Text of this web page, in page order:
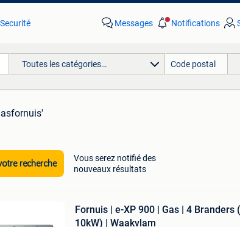
Securité Messages Notifications
Toutes les catégories…
recherche
Vous serez notifié des
nouveaux résultats
Fornuis | e-XP 900 | Gas | 4 Branders
10kW) | Waakvlam